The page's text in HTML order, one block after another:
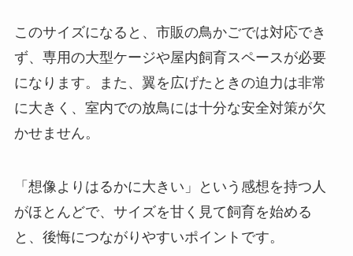
このサイズになると、市販の鳥かごでは対応でき
ず、専用の大型ケージや屋内飼育スペースが必要
になります。また、翼を広げたときの迫力は非常
に大きく、室内での放鳥には十分な安全対策が欠
かせません。
「想像よりはるかに大きい」という感想を持つ人
がほとんどで、サイズを甘く見て飼育を始める
と、後悔につながりやすいポイントです。